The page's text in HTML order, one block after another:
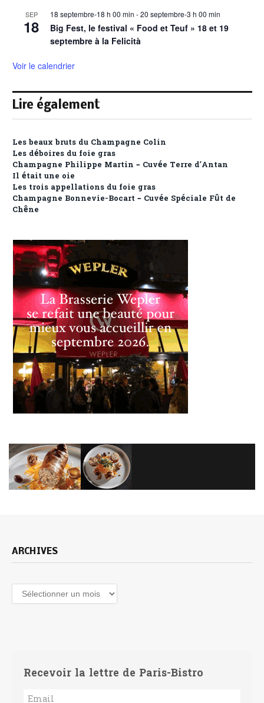
SEP
18
18 septembre-18 h 00 min -20 septembre-3 h 00 min
Big Fest, le festival « Food et Teuf » 18 et 19
septembre à la Felicità
Voir le calendrier
Lire également
Les beaux bruts du Champagne Colin
Les déboires du foie gras
Champagne Philippe Martin – Cuvée Terre d’Antan
Il était une oie
Les trois appellations du foie gras
Champagne Bonnevie-Bocart – Cuvée Spéciale Fût de
Chêne
ARCHIVES
Archives
Recevoir la lettre de Paris-Bistro